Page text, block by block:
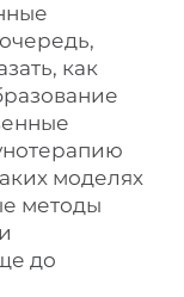
как
моделях
методы
до